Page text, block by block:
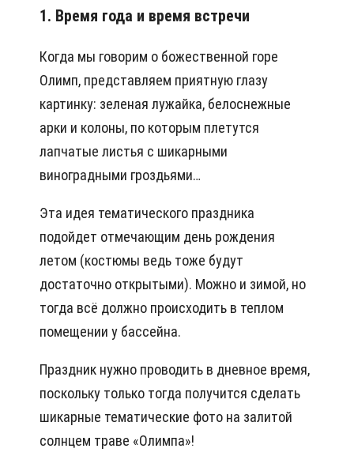
1. Время года и время встречи
Когда мы говорим о божественной горе
Олимп, представляем приятную глазу
картинку: зеленая лужайка, белоснежные
арки и колоны, по которым плетутся
лапчатые листья с шикарными
виноградными гроздьями…
Эта идея тематического праздника
подойдет отмечающим день рождения
летом (костюмы ведь тоже будут
достаточно открытыми). Можно и зимой, но
тогда всё должно происходить в теплом
помещении у бассейна.
Праздник нужно проводить в дневное время,
поскольку только тогда получится сделать
шикарные тематические фото на залитой
солнцем траве «Олимпа»!